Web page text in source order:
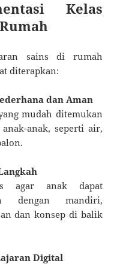
Kelas
sains di rumah
diterapkan:
dan Aman
mudah ditemukan
anak, seperti air,
agar anak dapat
dengan mandiri,
dan konsep di balik
Digital